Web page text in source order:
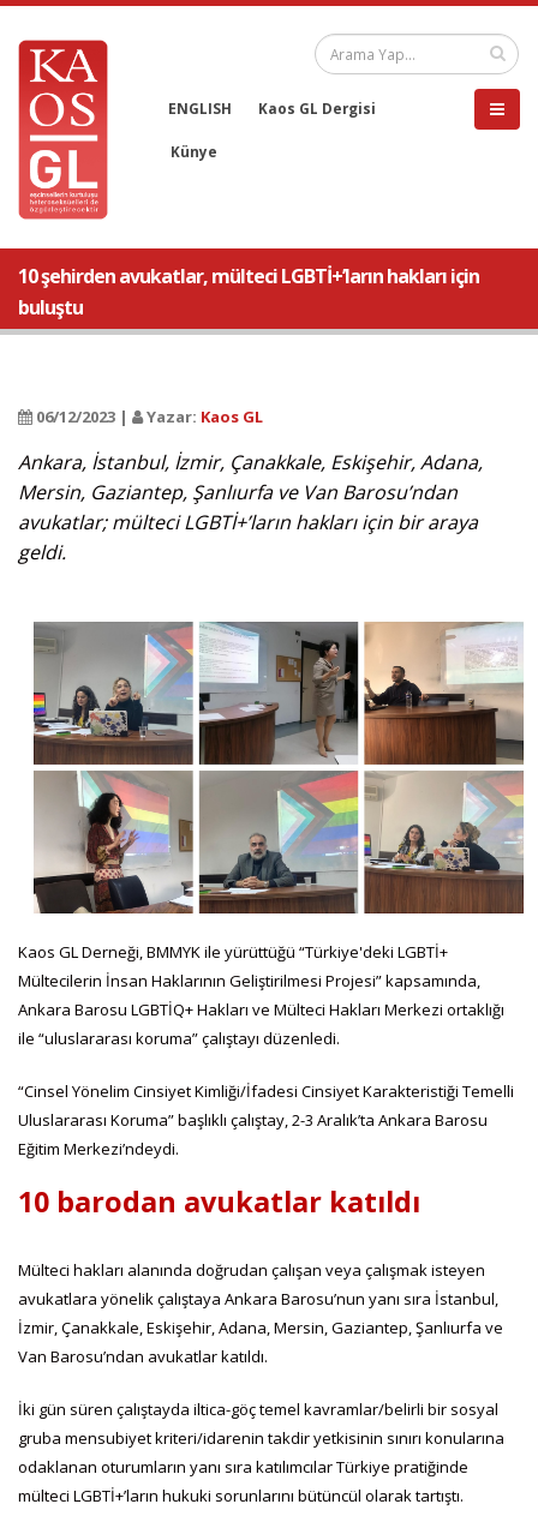
ENGLISH Kaos GL Dergisi
Künye
10 şehirden avukatlar, mülteci LGBTİ+’ların hakları için
buluştu
06/12/2023 | Yazar: Kaos GL
Ankara, İstanbul, İzmir, Çanakkale, Eskişehir, Adana,
Mersin, Gaziantep, Şanlıurfa ve Van Barosu’ndan
avukatlar; mülteci LGBTİ+’ların hakları için bir araya
geldi.
Kaos GL Derneği, BMMYK ile yürüttüğü “Türkiye'deki LGBTİ+
Mültecilerin İnsan Haklarının Geliştirilmesi Projesi” kapsamında,
Ankara Barosu LGBTİQ+ Hakları ve Mülteci Hakları Merkezi ortaklığı
ile “uluslararası koruma” çalıştayı düzenledi.
“Cinsel Yönelim Cinsiyet Kimliği/İfadesi Cinsiyet Karakteristiği Temelli
Uluslararası Koruma” başlıklı çalıştay, 2-3 Aralık’ta Ankara Barosu
Eğitim Merkezi’ndeydi.
10 barodan avukatlar katıldı
Mülteci hakları alanında doğrudan çalışan veya çalışmak isteyen
avukatlara yönelik çalıştaya Ankara Barosu’nun yanı sıra İstanbul,
İzmir, Çanakkale, Eskişehir, Adana, Mersin, Gaziantep, Şanlıurfa ve
Van Barosu’ndan avukatlar katıldı.
İki gün süren çalıştayda iltica-göç temel kavramlar/belirli bir sosyal
gruba mensubiyet kriteri/idarenin takdir yetkisinin sınırı konularına
odaklanan oturumların yanı sıra katılımcılar Türkiye pratiğinde
mülteci LGBTİ+’ların hukuki sorunlarını bütüncül olarak tartıştı.